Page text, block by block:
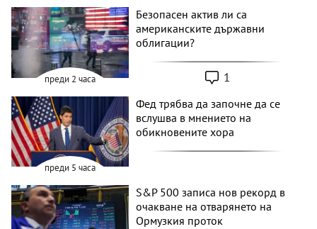
преди 2 часа
Безопасен актив ли са
американските държавни
облигации?
1
преди 5 часа
Фед трябва да започне да се
вслушва в мнението на
обикновените хора
S&P 500 записа нов рекорд в
очакване на отварянето на
Ормузкия проток